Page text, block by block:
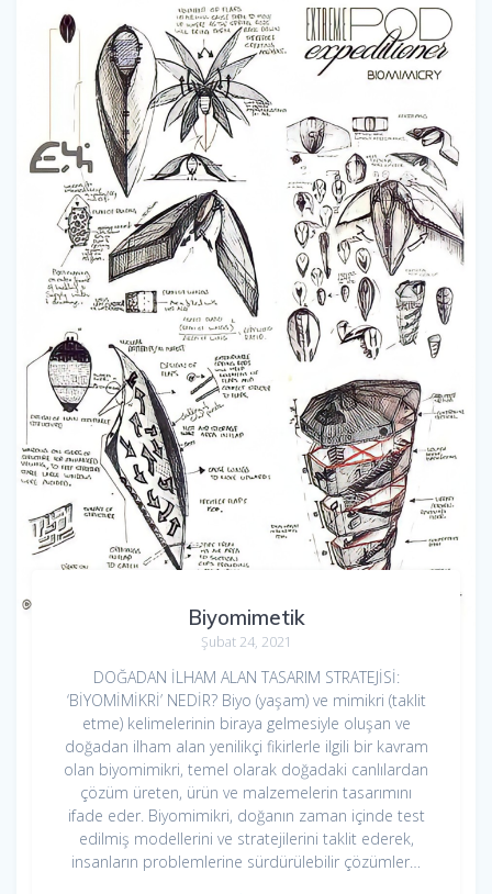
Biyomimetik
Şubat 24, 2021
DOĞADAN İLHAM ALAN TASARIM STRATEJİSİ:
‘BİYOMİMİKRİ’ NEDİR? Biyo (yaşam) ve mimikri (taklit
etme) kelimelerinin biraya gelmesiyle oluşan ve
doğadan ilham alan yenilikçi fikirlerle ilgili bir kavram
olan biyomimikri, temel olarak doğadaki canlılardan
çözüm üreten, ürün ve malzemelerin tasarımını
ifade eder. Biyomimikri, doğanın zaman içinde test
edilmiş modellerini ve stratejilerini taklit ederek,
insanların problemlerine sürdürülebilir çözümler…